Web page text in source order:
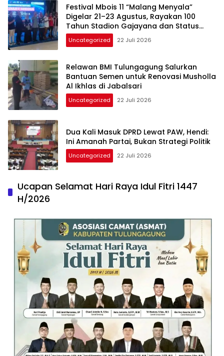
Festival Mbois 11 “Malang Menyala”
Digelar 21–23 Agustus, Rayakan 100
Tahun Stadion Gajayana dan Status
UNESCO
Uncategorized 22 Juli 2026
Relawan BMI Tulungagung Salurkan
Bantuan Semen untuk Renovasi Musholla
Al Ikhlas di Jabalsari
Uncategorized 22 Juli 2026
Dua Kali Masuk DPRD Lewat PAW, Hendi:
Ini Amanah Partai, Bukan Strategi Politik
Uncategorized 22 Juli 2026
Ucapan Selamat Hari Raya Idul Fitri 1447
H/2026